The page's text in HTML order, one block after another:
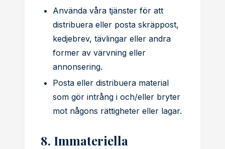
Använda våra tjänster för att
distribuera eller posta skräppost,
kedjebrev, tävlingar eller andra
former av värvning eller
annonsering.
Posta eller distribuera material
som gör intrång i och/eller bryter
mot någons rättigheter eller lagar.
8. Immateriella